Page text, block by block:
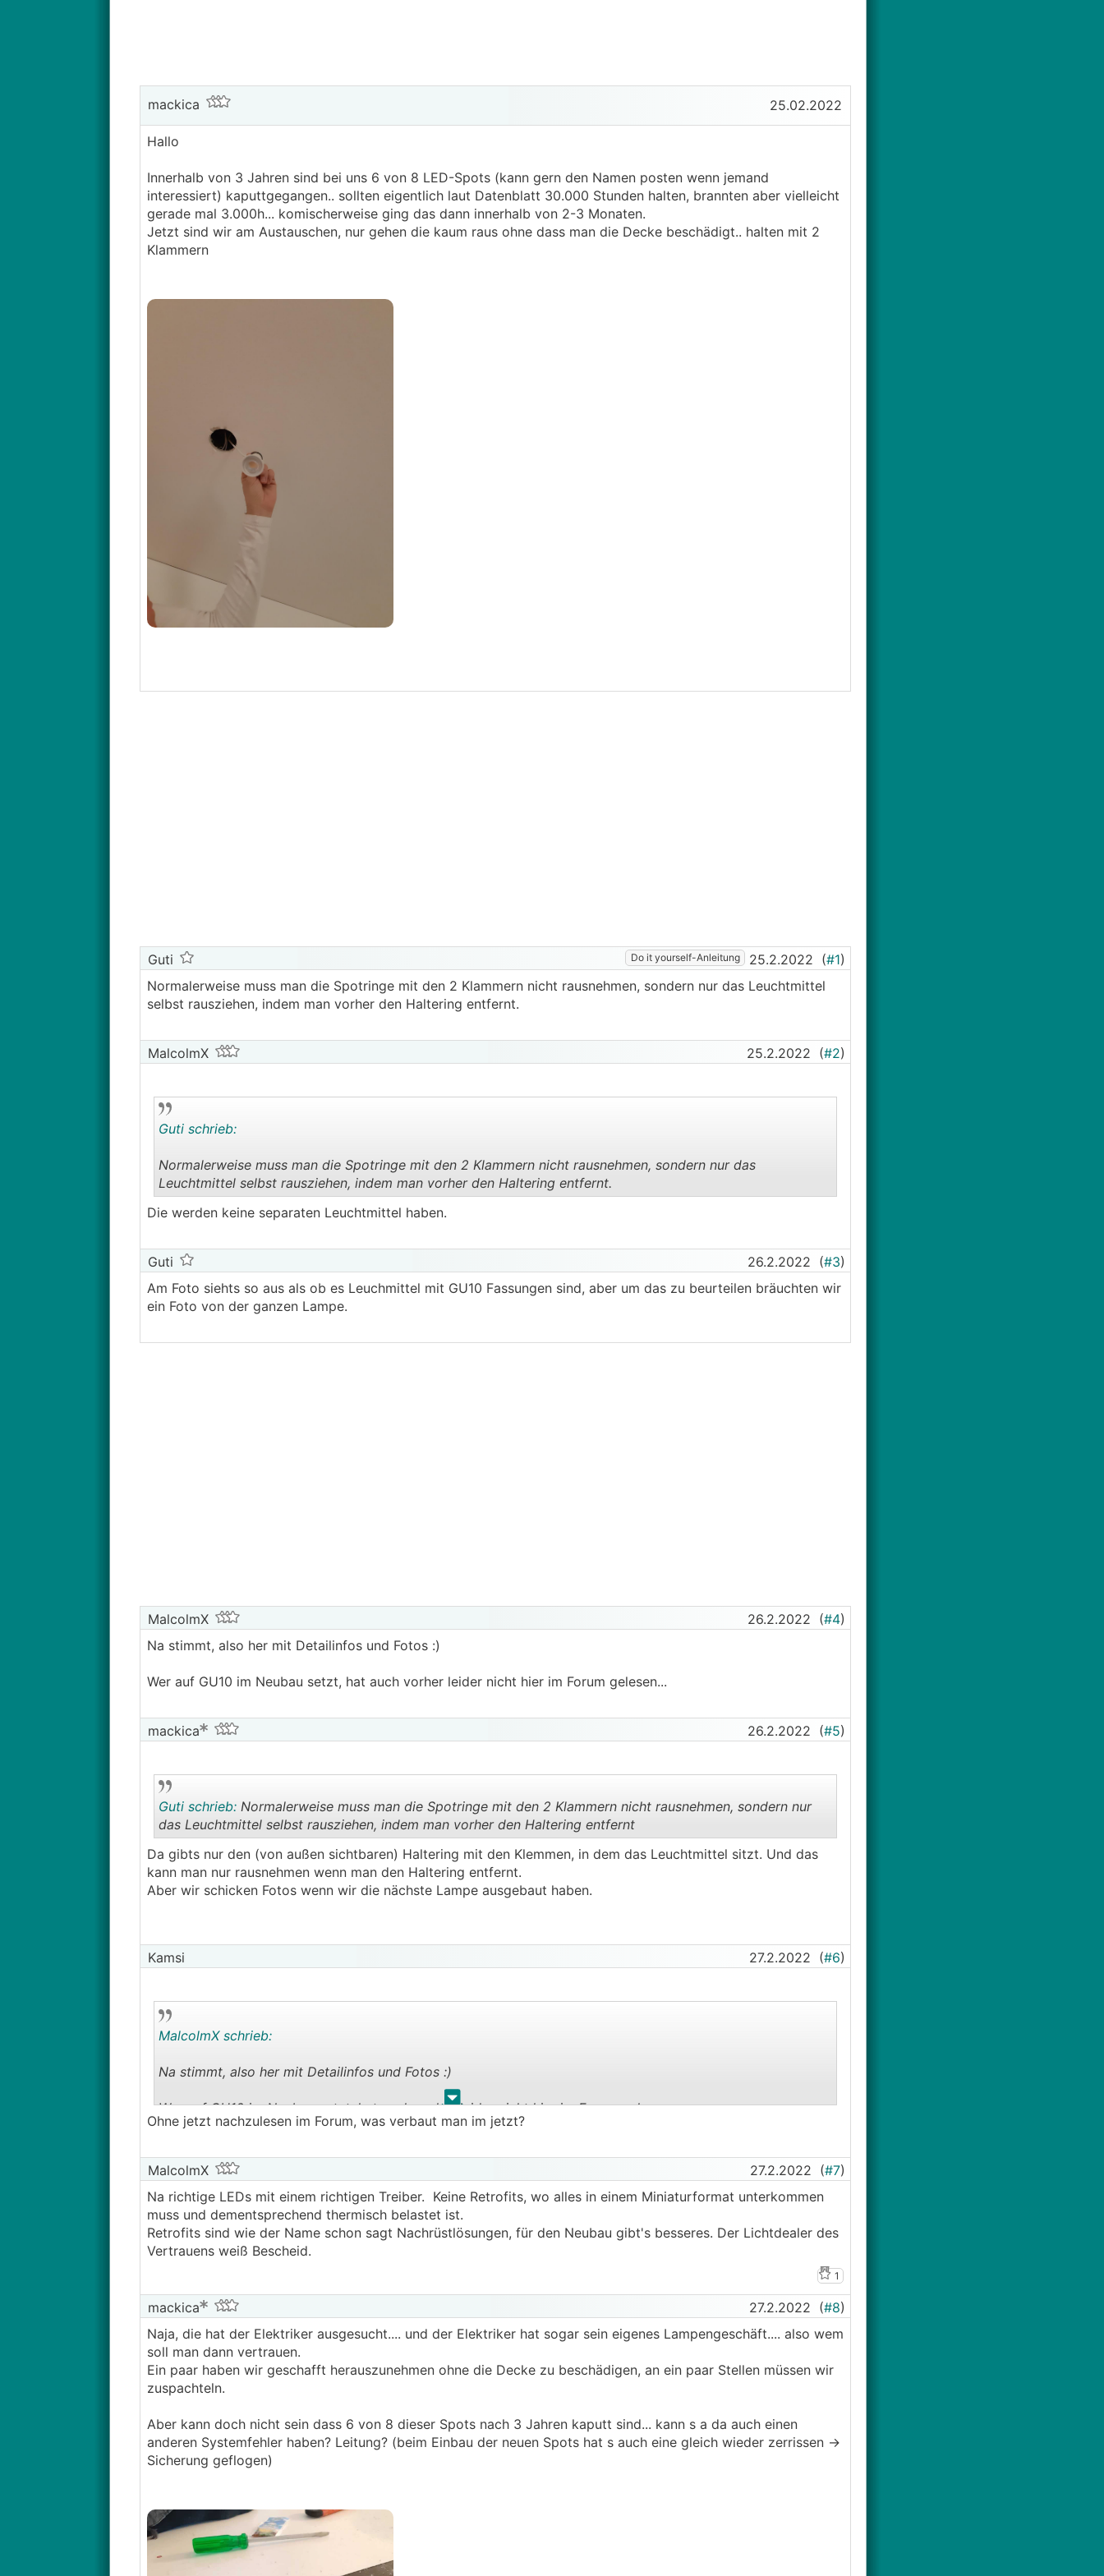
mackica 25.02.2022
Hallo
Innerhalb von 3 Jahren sind bei uns 6 von 8 LED-Spots (kann gern den Namen posten wenn jemand
interessiert) kaputtgegangen.. sollten eigentlich laut Datenblatt 30.000 Stunden halten, brannten aber vielleicht
gerade mal 3.000h... komischerweise ging das dann innerhalb von 2-3 Monaten.
Jetzt sind wir am Austauschen, nur gehen die kaum raus ohne dass man die Decke beschädigt.. halten mit 2
Klammern
Guti Do it yourself-Anleitung 25.2.2022 (#1)
Normalerweise muss man die Spotringe mit den 2 Klammern nicht rausnehmen, sondern nur das Leuchtmittel
selbst rausziehen, indem man vorher den Haltering entfernt.
MalcolmX 25.2.2022 (#2)
..
Guti schrieb:
Normalerweise muss man die Spotringe mit den 2 Klammern nicht rausnehmen, sondern nur das
Leuchtmittel selbst rausziehen, indem man vorher den Haltering entfernt.
Die werden keine separaten Leuchtmittel haben.
Guti 26.2.2022 (#3)
Am Foto siehts so aus als ob es Leuchmittel mit GU10 Fassungen sind, aber um das zu beurteilen bräuchten wir
ein Foto von der ganzen Lampe.
MalcolmX 26.2.2022 (#4)
Na stimmt, also her mit Detailinfos und Fotos :)
Wer auf GU10 im Neubau setzt, hat auch vorher leider nicht hier im Forum gelesen...
mackica 26.2.2022 (#5)
..
Guti schrieb:Normalerweise muss man die Spotringe mit den 2 Klammern nicht rausnehmen, sondern nur
das Leuchtmittel selbst rausziehen, indem man vorher den Haltering entfernt
Da gibts nur den (von außen sichtbaren) Haltering mit den Klemmen, in dem das Leuchtmittel sitzt. Und das
kann man nur rausnehmen wenn man den Haltering entfernt.
Aber wir schicken Fotos wenn wir die nächste Lampe ausgebaut haben.
Kamsi 27.2.2022 (#6)
. .
MalcolmX schrieb:
Na stimmt, also her mit Detailinfos und Fotos :)
Wer auf GU10 im Neubau setzt, hat auch vorher leider nicht hier im Forum gelesen...
Ohne jetzt nachzulesen im Forum, was verbaut man im jetzt?
MalcolmX 27.2.2022 (#7)
Na richtige LEDs mit einem richtigen Treiber. Keine Retrofits, wo alles in einem Miniaturformat unterkommen
muss und dementsprechend thermisch belastet ist.
Retrofits sind wie der Name schon sagt Nachrüstlösungen, für den Neubau gibt's besseres. Der Lichtdealer des
Vertrauens weiß Bescheid.
1
mackica 27.2.2022 (#8)
Naja, die hat der Elektriker ausgesucht.... und der Elektriker hat sogar sein eigenes Lampengeschäft.... also wem
soll man dann vertrauen.
Ein paar haben wir geschafft herauszunehmen ohne die Decke zu beschädigen, an ein paar Stellen müssen wir
zuspachteln.
Aber kann doch nicht sein dass 6 von 8 dieser Spots nach 3 Jahren kaputt sind... kann s a da auch einen
anderen Systemfehler haben? Leitung? (beim Einbau der neuen Spots hat s auch eine gleich wieder zerrissen ->
Sicherung geflogen)